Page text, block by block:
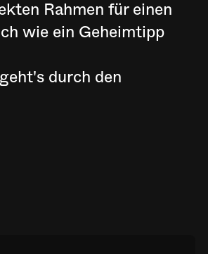
Rahmen für einen
wie ein Geheimtipp
durch den